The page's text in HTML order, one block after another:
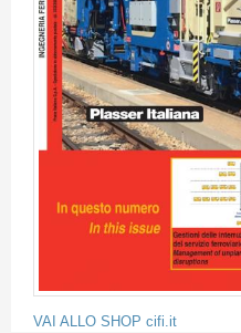
VAI ALLO SHOP cifi.it